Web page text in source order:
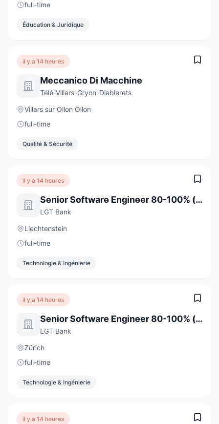
full-time
Éducation & Juridique
il y a 14 heures
Meccanico Di Macchine
Télé-Villars-Gryon-Diablerets
Villars sur Ollon Ollon
full-time
Qualité & Sécurité
il y a 14 heures
Senior Software Engineer 80-100% (w/m/d)
LGT Bank
Liechtenstein
full-time
Technologie & Ingénierie
il y a 14 heures
Senior Software Engineer 80-100% (w/m/d)
LGT Bank
Zürich
full-time
Technologie & Ingénierie
il y a 14 heures